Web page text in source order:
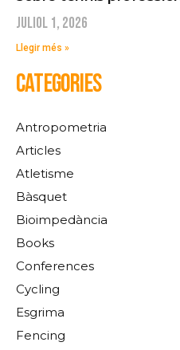
juliol 1, 2026
Llegir més »
CATEGORIES
Antropometria
Articles
Atletisme
Bàsquet
Bioimpedància
Books
Conferences
Cycling
Esgrima
Fencing